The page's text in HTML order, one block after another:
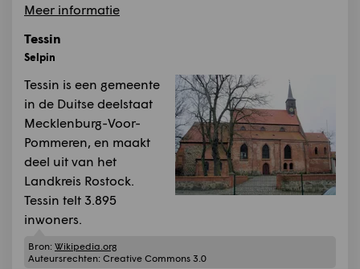
Meer informatie
Tessin
Selpin
Tessin is een gemeente
in de Duitse deelstaat
Mecklenburg-Voor-
Pommeren, en maakt
deel uit van het
Landkreis Rostock.
Tessin telt 3.895
inwoners.
Bron: Wikipedia.org
Auteursrechten: Creative Commons 3.0